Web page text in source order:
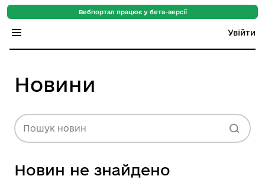
Вебпортал працює у бета-версії
Увійти
Індекс громад
Цифровий путівник
База знань
Новини
Новини
Пошук новин
Новин не знайдено